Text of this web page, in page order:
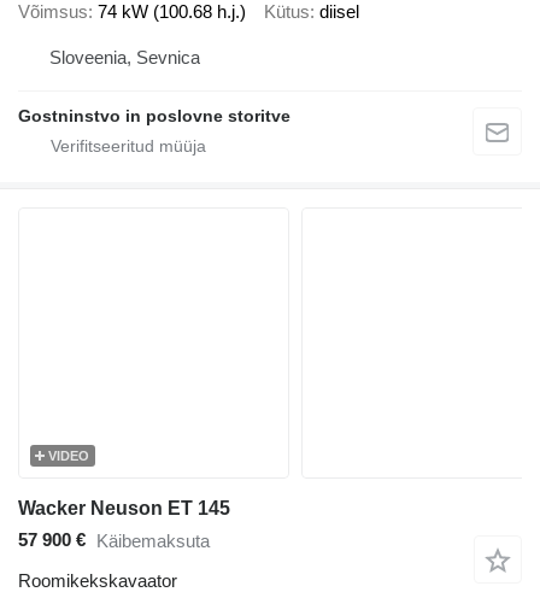
Võimsus 74 kW (100.68 h.j.) Kütus diisel
Sloveenia, Sevnica
Gostninstvo in poslovne storitve
VIDEO
Wacker Neuson ET 145
57 900 € Käibemaksuta
Roomikekskavaator